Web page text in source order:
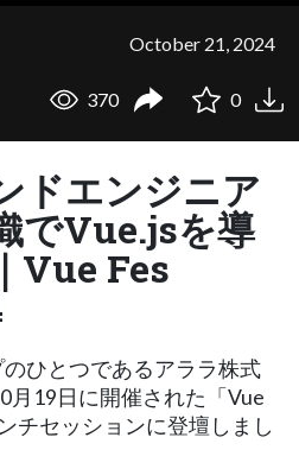
October 21, 2024
370 0
ドエンジニア
でVue.jsを導
Vue Fes
ひとつであるアララ株式
月19日に開催された「Vue
チセッションに登壇しまし